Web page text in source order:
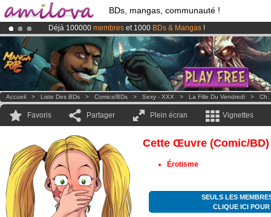
BDs, mangas, communauté !
Déjà 100000 membres et 1000 BDs & Mangas !
Abonnement premium: à partir de3.95 eurospar mois !Clique ici
LeKickstarter Amilova est désormais lancé
Accueil > Liste Des BDs > Comics/BDs > Sexy - XXX > La Fille Du Vendredi > Ch.
Favoris Partager Plein écran Vignettes
Cette Œuvre (comic/
Érotisme
SEULS LES
CLIQUE ICI